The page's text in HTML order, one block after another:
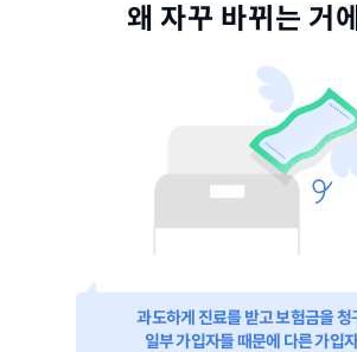
왜 자꾸 바뀌는 거
과도하게 진료를 받고 보험금을 청
일부 가입자들 때문에 다른 가입